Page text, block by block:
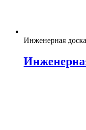
Инженерная доска